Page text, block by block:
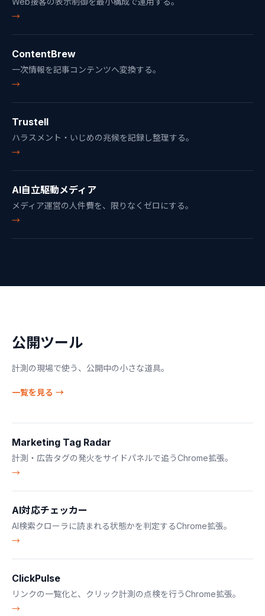
→
ContentBrew
一次情報を記事コンテンツへ変換する。
→
Trustell
ハラスメント・いじめの兆候を記録し整理する。
→
AI自立駆動メディア
メディア運営の人件費を、限りなくゼロにする。
→
公開ツール
計測の現場で使う、公開中の小さな道具。
一覧を見る →
Marketing Tag Radar
計測・広告タグの発火をサイドパネルで追うChrome拡張。
→
AI対応チェッカー
AI検索クローラに読まれる状態かを判定するChrome拡張。
→
ClickPulse
リンクの一覧化と、クリック計測の点検を行うChrome拡張。
→